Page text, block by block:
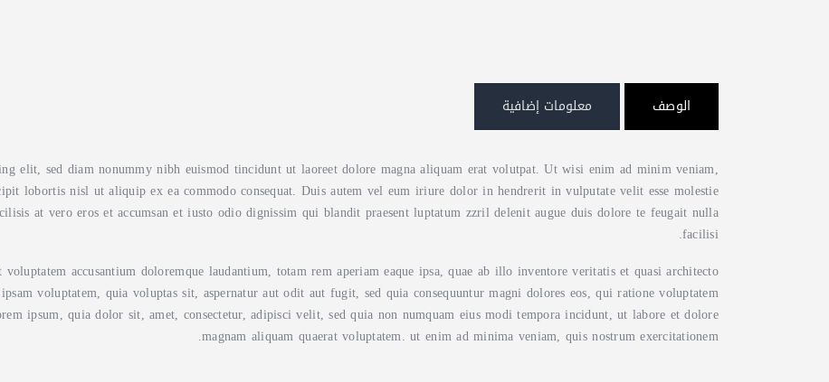
الوصف معلومات إضافية
elit, sed diam nonummy nibh euismod tincidunt ut laoreet dolore magna aliquam erat volutpat. Ut wisi enim ad minim veniam,
lobortis nisl ut aliquip ex ea commodo consequat. Duis autem vel eum iriure dolor in hendrerit in vulputate velit esse molestie
at vero eros et accumsan et iusto odio dignissim qui blandit praesent luptatum zzril delenit augue duis dolore te feugait nulla
facilisi.
accusantium doloremque laudantium, totam rem aperiam eaque ipsa, quae ab illo inventore veritatis et quasi architecto
voluptatem, quia voluptas sit, aspernatur aut odit aut fugit, sed quia consequuntur magni dolores eos, qui ratione voluptatem
ipsum, quia dolor sit, amet, consectetur, adipisci velit, sed quia non numquam eius modi tempora incidunt, ut labore et dolore
magnam aliquam quaerat voluptatem. ut enim ad minima veniam, quis nostrum exercitationem.